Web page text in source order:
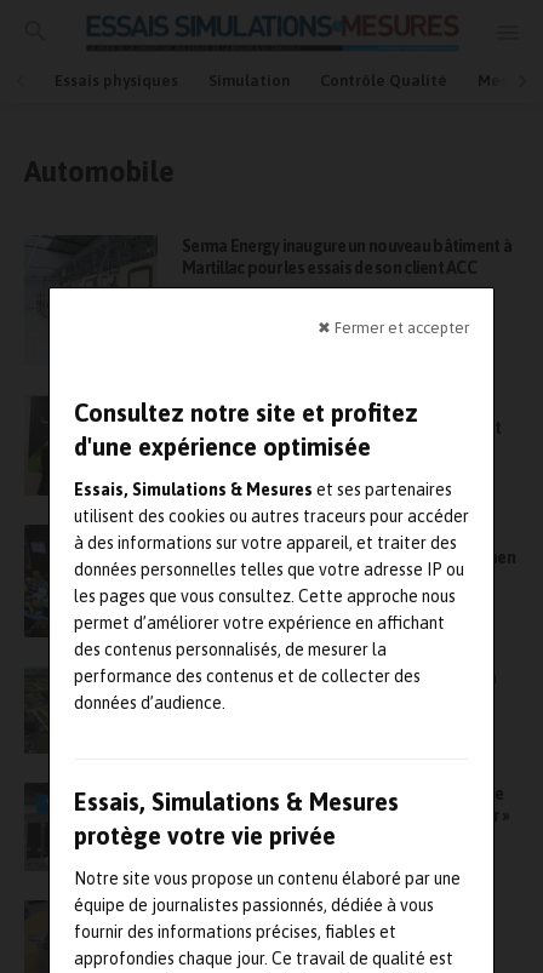
✖ Fermer et accepter
Consultez notre site et profitez
d'une expérience optimisée
Essais, Simulations & Mesures et ses partenaires
utilisent des cookies ou autres traceurs pour accéder
à des informations sur votre appareil, et traiter des
données personnelles telles que votre adresse IP ou
les pages que vous consultez. Cette approche nous
permet d’améliorer votre expérience en affichant
des contenus personnalisés, de mesurer la
performance des contenus et de collecter des
données d’audience.
Essais, Simulations & Mesures
protège votre vie privée
Notre site vous propose un contenu élaboré par une
équipe de journalistes passionnés, dédiée à vous
fournir des informations précises, fiables et
approfondies chaque jour. Ce travail de qualité est
Essais physiques Simulation Contrôle Qualité Mesures
Automobile
Serma Energy inaugure un nouveau bâtiment à
Martillac pour les essais de son client ACC
Validation à base de simulation : IPG
Automotive et Utac concluent un partenariat
Essais environnementaux : la 7e édition du
NRTW ouvre ses portes les 19 et 20 mars à Caen
Symbio, premier acteur européen des piles à
hydrogène à être certifié IATF 16949
Greaves 3D Engineering crée un simulateur de
voiture de course professionnel « à emporter »
VIDÉO
Comment Norelem entend repousser les
limites des essais de câbles pour véhicules
électriques